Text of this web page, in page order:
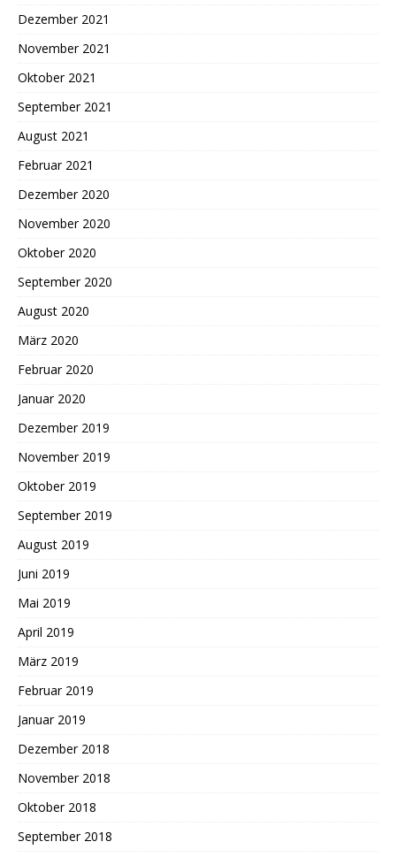
Dezember 2021
November 2021
Oktober 2021
September 2021
August 2021
Februar 2021
Dezember 2020
November 2020
Oktober 2020
September 2020
August 2020
März 2020
Februar 2020
Januar 2020
Dezember 2019
November 2019
Oktober 2019
September 2019
August 2019
Juni 2019
Mai 2019
April 2019
März 2019
Februar 2019
Januar 2019
Dezember 2018
November 2018
Oktober 2018
September 2018